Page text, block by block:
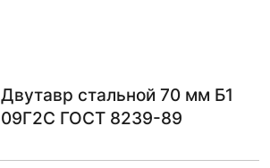
Двутавр стальной 70 мм Б1
09Г2С ГОСТ 8239-89